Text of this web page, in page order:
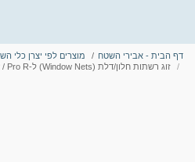
דף הבית - אבירי השטח
מוצרים לפי יצרן כלי השטח
זוג רשתות חלון/דלת (Window Nets) ל-Polaris RZR Pro XP / Pro R (ימין ושמאל)